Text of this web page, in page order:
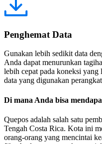
Penghemat Data
Gunakan lebih sedikit data
Anda dapat menurunkan
lebih cepat pada koneksi
data yang digunakan
Di mana Anda bisa
Quepos adalah salah satu
Tengah Costa Rica. Kota ini
orang-orang yang mencintai